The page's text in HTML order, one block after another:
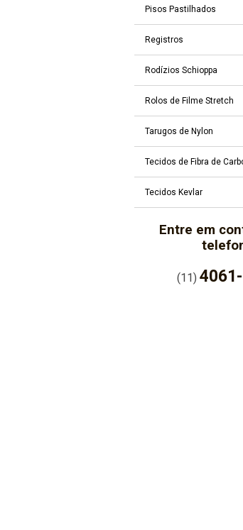
Pisos Pastilhados
Registros
Rodízios Schioppa
Rolos de Filme Stretch
Tarugos de Nylon
Tecidos de Fibra de
Tecidos Kevlar
Entre em
(11)